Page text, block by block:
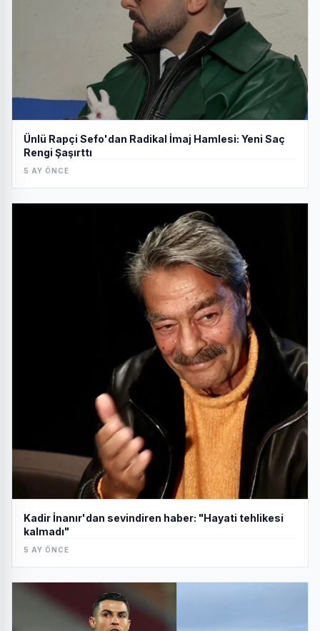
Ünlü Rapçi Sefo'dan Radikal İmaj Hamlesi: Yeni Saç
Rengi Şaşırttı
5 AY ÖNCE
Kadir İnanır'dan sevindiren haber: "Hayati tehlikesi
kalmadı"
5 AY ÖNCE